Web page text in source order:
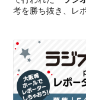
考を勝ち抜き、レ